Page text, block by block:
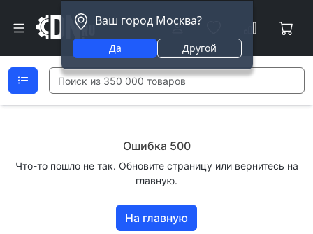
Ваш город Москва?
Да Другой
Ошибка 500
Что-то пошло не так. Обновите страницу или вернитесь на
главную.
На главную